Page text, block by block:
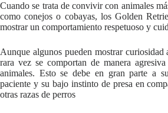
Cuando se trata de convivir con animales
como conejos o cobayas, los Golden
mostrar un comportamiento respetuoso y
Aunque algunos pueden mostrar curiosidad
rara vez se comportan de manera agresiva
animales. Esto se debe en gran parte a
paciente y su bajo instinto de presa en
otras razas de perros